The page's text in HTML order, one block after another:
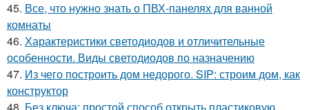
45. Все, что нужно знать о ПВХ-панелях для ванной
комнаты
46. Характеристики светодиодов и отличительные
особенности. Виды светодиодов по назначению
47. Из чего построить дом недорого. SIP: строим дом, как
конструктор